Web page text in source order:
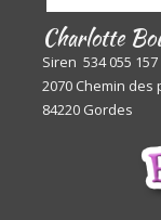
Charlotte
Siren 534 055 157
2070 Chemin des
84220 Gordes